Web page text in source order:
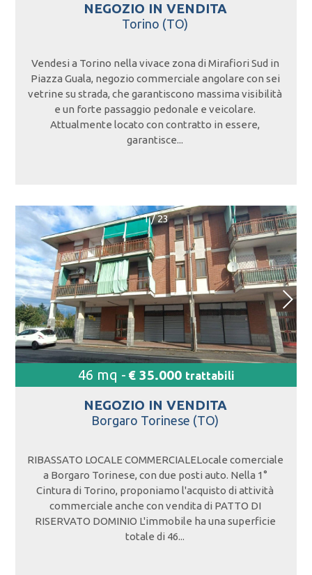
NEGOZIO IN VENDITA
Torino (TO)
Vendesi a Torino nella vivace zona di Mirafiori Sud in
Piazza Guala, negozio commerciale angolare con sei
vetrine su strada, che garantiscono massima visibilità
e un forte passaggio pedonale e veicolare.
Attualmente locato con contratto in essere,
garantisce...
1/23
46 mq - € 35.000 trattabili
NEGOZIO IN VENDITA
Borgaro Torinese (TO)
RIBASSATO LOCALE COMMERCIALELocale comerciale
a Borgaro Torinese, con due posti auto. Nella 1°
Cintura di Torino, proponiamo l'acquisto di attività
commerciale anche con vendita di PATTO DI
RISERVATO DOMINIO L'immobile ha una superficie
totale di 46...